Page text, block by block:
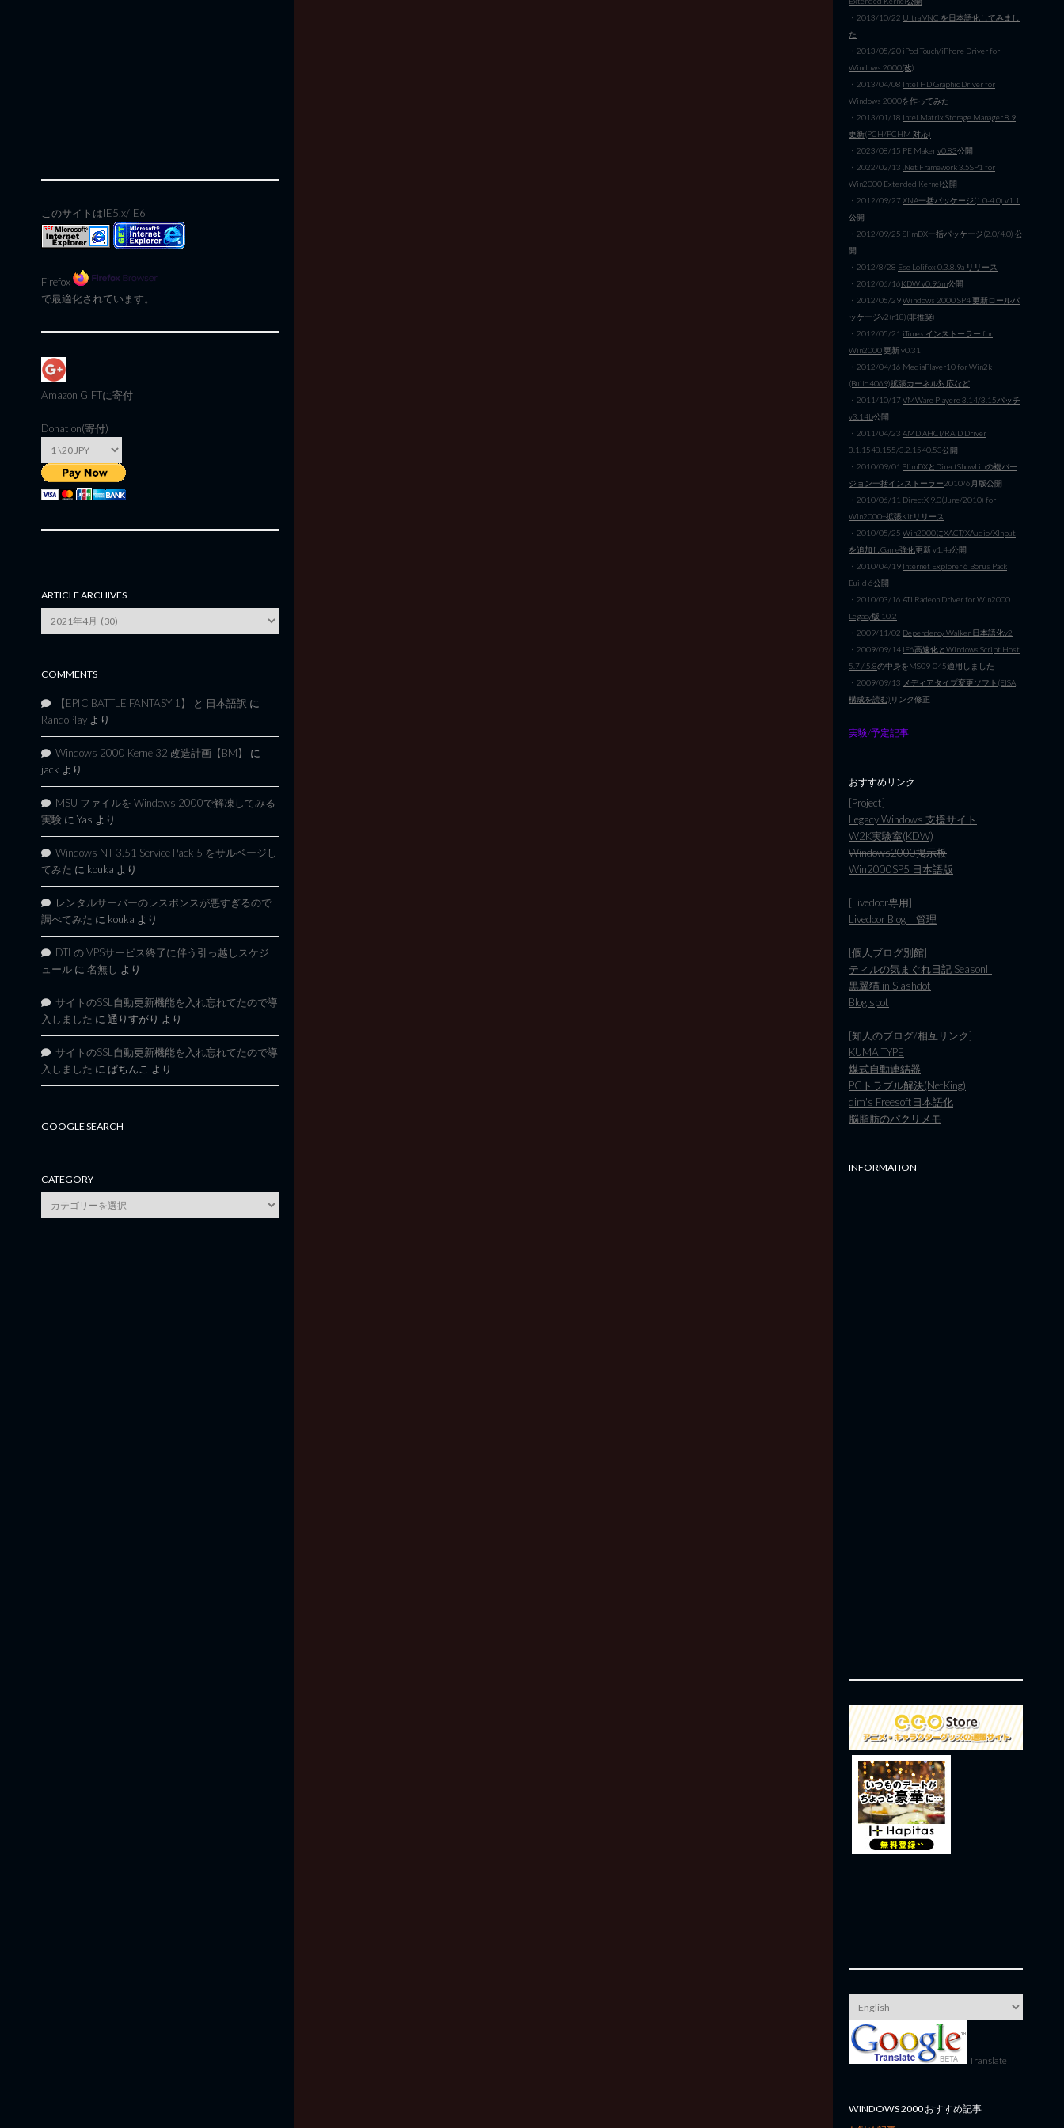
このサイトはIE5.x/IE6
Firefox
で最適化されています。
Amazon GIFTに寄付
Donation(寄付)
ARTICLE ARCHIVES
Archives
COMMENTS
【EPIC BATTLE FANTASY 1】 と 日本語訳 に
RandoPlay より
Windows 2000 Kernel32 改造計画【BM】
に
jack より
MSU ファイルを Windows 2000で解凍してみる
実験 に Yas より
Windows NT 3.51 Service Pack 5 をサルベージし
てみた に kouka より
レンタルサーバーのレスポンスが悪すぎるので
調べてみた に kouka より
DTI の VPSサービス終了に伴う引っ越しスケジ
ュール に 名無し より
サイトのSSL自動更新機能を入れ忘れてたので導
入しました に 通りすがり より
サイトのSSL自動更新機能を入れ忘れてたので導
入しました に ぱちんこ より
GOOGLE SEARCH
CATEGORY
category
・2013/10/22 Ultra VNC を日本語化してみまし
た
・2013/05/20 iPod Touch/iPhone Driver for
Windows 2000(改)
・2013/04/08 Intel HD Graphic Driver for
Windows 2000を作ってみた
・2013/01/18 Intel Matrix Storage Manager 8.9
更新(PCH/PCHM 対応)
・2023/08/15 PE Makerv0.83公開
・2022/02/13 .Net Framework 3.5SP1 for
Win2000 Extended Kernel公開
・2012/09/27XNA一括パッケージ(1.0-4.0) v1.1
公開
・2012/09/25 SlimDX一括パッケージ(2.0/4.0) 公
開
・2012/8/28 Ese Lolifox 0.3.8.9a リリース
・2012/06/16KDW v0.96m公開
・2012/05/29Windows 2000 SP4 更新ロールパ
ッケージv2(r18)(非推奨)
・2012/05/21 iTunes インストーラー for
Win2000更新 v0.31
・2012/04/16 MediaPlayer10 for Win2k
(Build4069)拡張カーネル対応など
・2011/10/17VMWare Playere 3.14/3.15パッチ
v3.14b公開
・2011/04/23 AMD AHCI/RAID Driver
3.1.1548.155/3.2.1540.53公開
・2010/09/01 SlimDXとDirectShowLibの複バー
ジョン一括インストーラー2010/6月版公開
・2010/06/11 DirectX 9.0(June/2010) for
Win2000+拡張Kitリリース
・2010/05/25 Win2000にXACT/XAudio/XInput
を追加しGame強化更新 v1.4a公開
・2010/04/19 Internet Explorer 6 Bonus Pack
Build 6公開
・2010/03/16 ATI Radeon Driver for Win2000
Legacy版 10.2
・2009/11/02 Dependency Walker 日本語化v2
・2009/09/14 IE6高速化とWindows Script Host
5.7 / 5.8の中身をMS09-045適用しました
・2009/09/13 メディアタイプ変更ソフト(EISA
構成を読む) リンク修正
実験/予定記事
おすすめリンク
[Project]
Legacy Windows 支援サイト
W2K実験室(KDW)
Windows2000掲示板
Win2000SP5 日本語版
[Livedoor専用]
Livedoor Blog 管理
[個人ブログ別館]
ティルの気まぐれ日記 SeasonII
黒翼猫 in Slashdot
Blog spot
[知人のブログ/相互リンク]
KUMA TYPE
煤式自動連結器
PCトラブル解決(NetKing)
dim's Freesoft日本語化
脳脂肪のパクリメモ
INFORMATION
Translate
WINDOWS 2000 おすすめ記事